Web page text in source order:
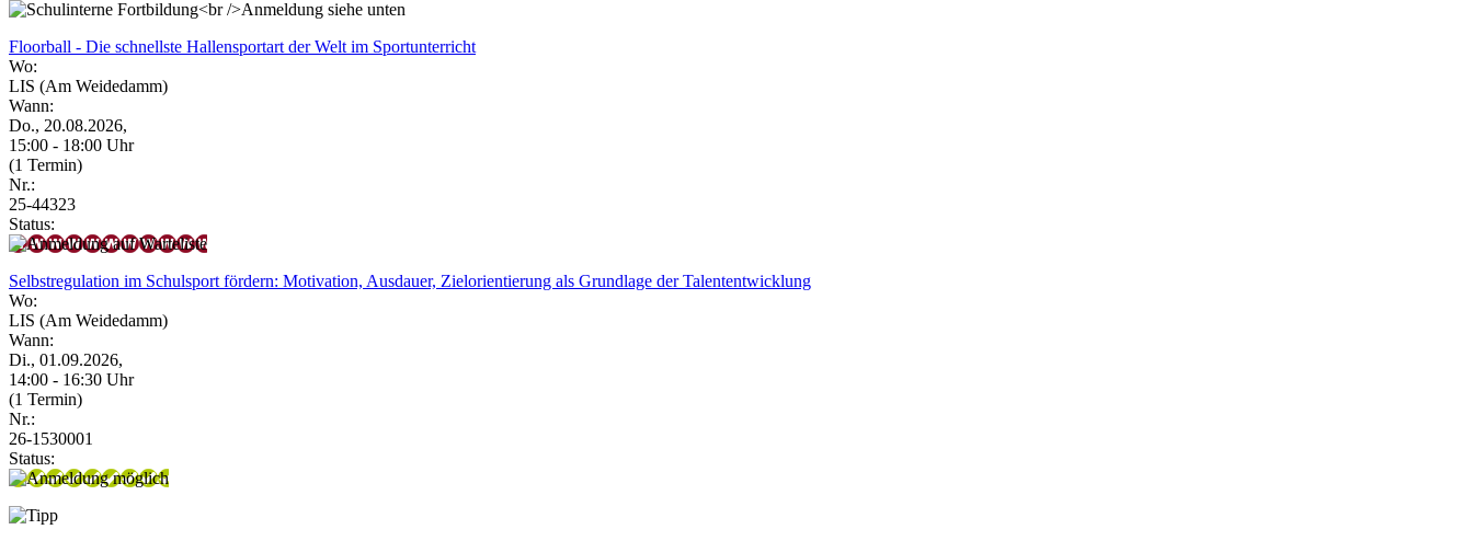
Floorball - Die schnellste Hallensportart der Welt im Sportunterricht
Wo:
LIS (Am Weidedamm)
Wann:
Do., 20.08.2026,
15:00 - 18:00 Uhr
(1 Termin)
Nr.:
25-44323
Status:
Selbstregulation im Schulsport fördern: Motivation, Ausdauer, Zielorientierung als Grundlage der Talententwicklung
Wo:
LIS (Am Weidedamm)
Wann:
Di., 01.09.2026,
14:00 - 16:30 Uhr
(1 Termin)
Nr.:
26-1530001
Status: